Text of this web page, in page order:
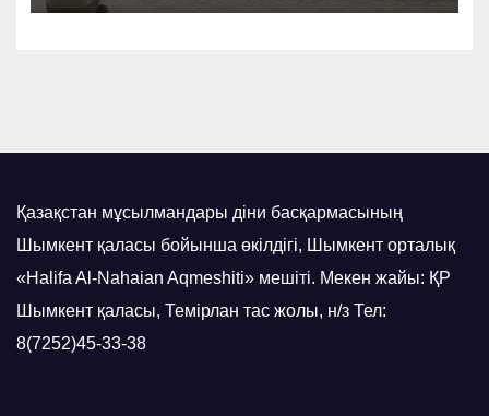
Қазақстан мұсылмандары діни басқармасының
Шымкент қаласы бойынша өкілдігі, Шымкент орталық
«Halifa Al-Nahaian Aqmeshiti» мешіті. Мекен жайы: ҚР
Шымкент қаласы, Темірлан тас жолы, н/з Тел:
8(7252)45-33-38